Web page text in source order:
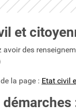
et
avoir des
la page : Etat civil